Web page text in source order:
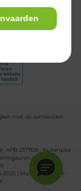
met de aanbevolen
- APB 237708 - Buitenplas
apotheek:
| Multipharma CV -